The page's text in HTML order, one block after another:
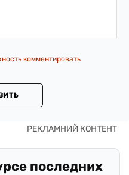
комментировать
последних